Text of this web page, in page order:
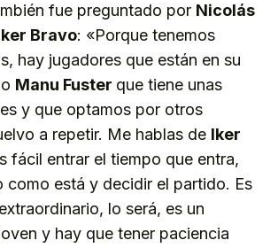
fue preguntado por Nicolás
Bravo: «Porque tenemos
hay jugadores que están en su
Manu Fuster que tiene unas
y que optamos por otros
a repetir. Me hablas de Iker
fácil entrar el tiempo que entra,
como está y decidir el partido. Es
lo será, es un
y hay que tener paciencia